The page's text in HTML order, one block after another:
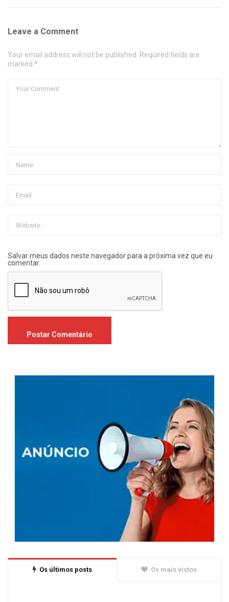
Leave a Comment
Your email address will not be published. Required fields are
marked *
Salvar meus dados neste navegador para a próxima vez que eu
comentar.
Os últimos posts Os mais vistos